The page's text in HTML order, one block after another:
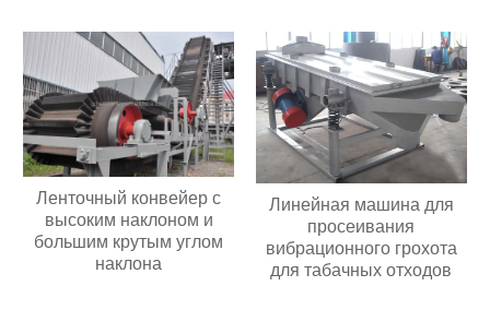
оборудование
Ленточный конвейер с
высоким наклоном и
большим крутым углом
наклона
Линейная машина для
просеивания
вибрационного грохота
для табачных отходов